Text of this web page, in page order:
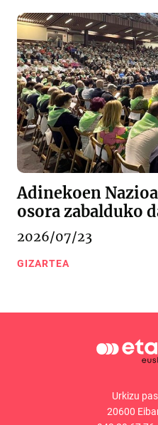
Adinekoen
osora zabalduko
2026/07/23
GIZARTEA
Urkizu
20600